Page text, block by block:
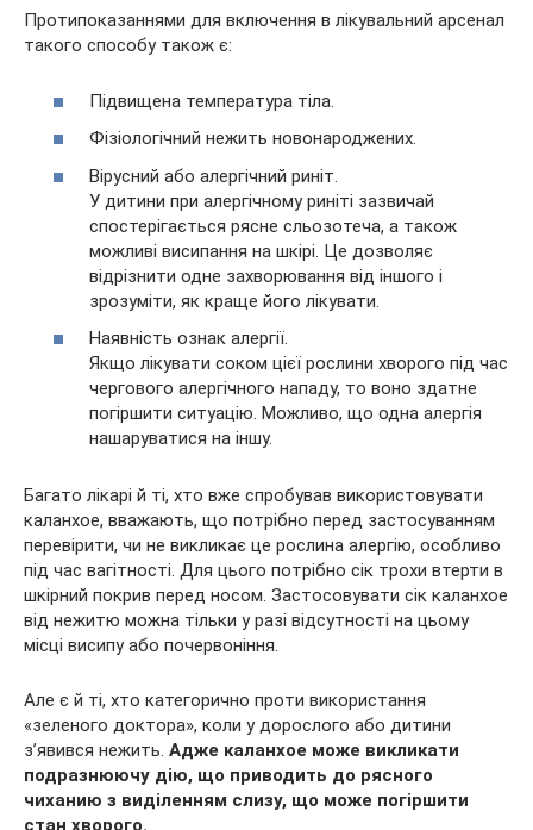
Протипоказаннями для включення в лікувальний арсенал
такого способу також є:
Підвищена температура тіла.
Фізіологічний нежить новонароджених.
Вірусний або алергічний риніт.
У дитини при алергічному риніті зазвичай
спостерігається рясне сльозотеча, а також
можливі висипання на шкірі. Це дозволяє
відрізнити одне захворювання від іншого і
зрозуміти, як краще його лікувати.
Наявність ознак алергії.
Якщо лікувати соком цієї рослини хворого під час
чергового алергічного нападу, то воно здатне
погіршити ситуацію. Можливо, що одна алергія
нашаруватися на іншу.
Багато лікарі й ті, хто вже спробував використовувати
каланхое, вважають, що потрібно перед застосуванням
перевірити, чи не викликає це рослина алергію, особливо
під час вагітності. Для цього потрібно сік трохи втерти в
шкірний покрив перед носом. Застосовувати сік каланхое
від нежитю можна тільки у разі відсутності на цьому
місці висипу або почервоніння.
Але є й ті, хто категорично проти використання
«зеленого доктора», коли у дорослого або дитини
з’явився нежить. Адже каланхое може викликати
подразнюючу дію, що приводить до рясного
чиханию з виділенням слизу, що може погіршити
стан хворого.